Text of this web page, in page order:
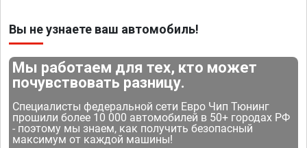
Вы не узнаете ваш автомобиль!
Мы работаем для тех, кто может
почувствовать разницу.
Специалисты федеральной сети Евро Чип Тюнинг
прошили более 10 000 автомобилей в 50+ городах РФ
- поэтому мы знаем, как получить безопасный
максимум от каждой машины!